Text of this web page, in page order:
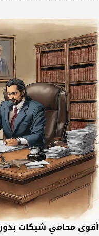
أقوى محامي شيكات